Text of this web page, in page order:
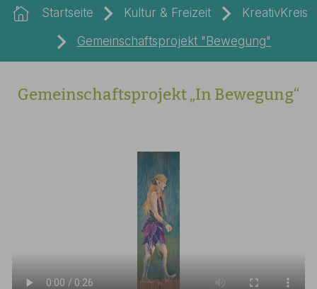
Startseite
Kultur & Freizeit
KreativKreis
Gemeinschaftsprojekt "Bewegung"
Gemeinschaftsprojekt „In Bewegung“